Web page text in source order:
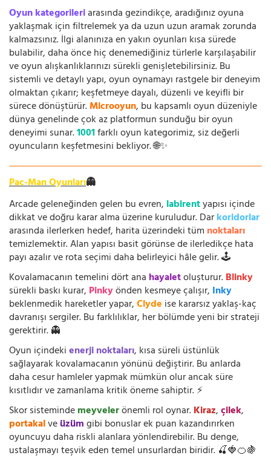
Oyun kategorileriarasında gezindikçe, aradığınız oyuna
yaklaşmak için filtrelemek ya da uzun uzun aramak zorunda
kalmazsınız. İlgi alanınıza en yakın oyunları kısa sürede
bulabilir, daha önce hiç denemediğiniz türlerle karşılaşabilir
ve oyun alışkanlıklarınızı sürekli genişletebilirsiniz. Bu
sistemli ve detaylı yapı, oyun oynamayı rastgele bir deneyim
olmaktan çıkarır; keşfetmeye dayalı, düzenli ve keyifli bir
sürece dönüştürür.Microoyun, bu kapsamlı oyun düzeniyle
dünya genelinde çok az platformun sunduğu bir oyun
deneyimi sunar.1001farklı oyun kategorimiz, siz değerli
oyuncuların keşfetmesini bekliyor. 🌐✨
Pac-Man Oyunları👻
Arcade geleneğinden gelen bu evren, labirentyapısı içinde
dikkat ve doğru karar alma üzerine kuruludur. Darkoridorlar
arasında ilerlerken hedef, harita üzerindeki tüm noktaları
temizlemektir. Alan yapısı basit görünse de ilerledikçe hata
payı azalır ve rota seçimi daha belirleyici hâle gelir. 🕹️
Kovalamacanın temelini dört ana hayaletoluşturur.Blinky
sürekli baskı kurar, Pinkyönden kesmeye çalışır, Inky
beklenmedik hareketler yapar,Clyde ise kararsız yaklaş-kaç
davranışı sergiler. Bu farklılıklar, her bölümde yeni bir strateji
gerektirir. 👻
Oyun içindekienerji noktaları, kısa süreli üstünlük
sağlayarak kovalamacanın yönünü değiştirir. Bu anlarda
daha cesur hamleler yapmak mümkün olur ancak süre
kısıtlıdır ve zamanlama kritik öneme sahiptir. ⚡
Skor sistemindemeyvelerönemli rol oynar.Kiraz,çilek,
portakalveüzümgibi bonuslar ek puan kazandırırken
oyuncuyu daha riskli alanlara yönlendirebilir. Bu denge,
ustalaşmayı teşvik eden temel unsurlardan biridir. 🍒🍓🍊🍇